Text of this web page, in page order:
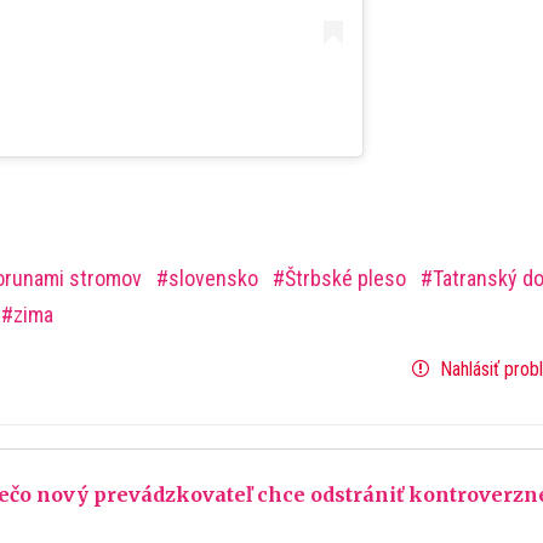
stromov slovensko Štrbské pleso
Tatranský
zima
Nahlásiť
nový prevádzkovateľ chce odstrániť